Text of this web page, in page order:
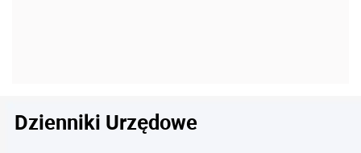
Dzienniki Urzędowe